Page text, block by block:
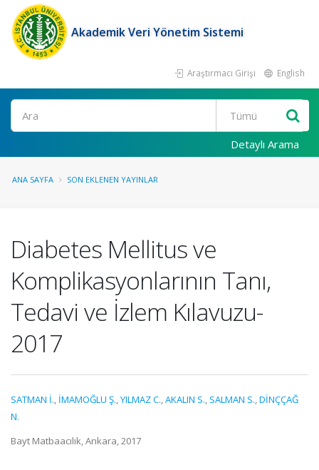
Akademik Veri Yönetim Sistemi
Araştırmacı Girişi English
Ara
Detaylı Arama
ANA SAYFA SON EKLENEN YAYINLAR
Diabetes Mellitus ve
Komplikasyonlarının Tanı,
Tedavi ve İzlem Kılavuzu-
2017
SATMAN İ., İMAMOĞLU Ş.,YILMAZ C.,AKALIN S., SALMAN S.,DİNÇÇAĞ
N.
Bayt Matbaacılık, Ankara, 2017